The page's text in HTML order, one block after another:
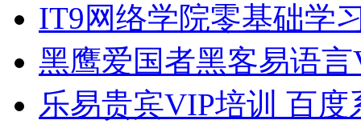
IT9网络学院零基础学
黑鹰爱国者黑客易语
乐易贵宾VIP培训 百度